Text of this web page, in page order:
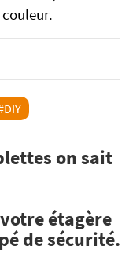
on sait
étagère
de sécurité.